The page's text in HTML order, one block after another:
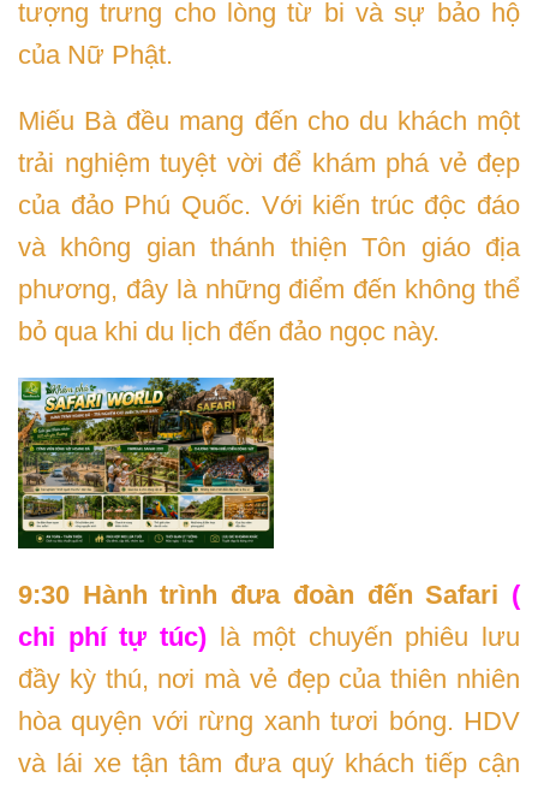
tượng trưng cho lòng từ bi và sự bảo hộ
của Nữ Phật.
Miếu Bà đều mang đến cho du khách một
trải nghiệm tuyệt vời để khám phá vẻ đẹp
của đảo Phú Quốc. Với kiến trúc độc đáo
và không gian thánh thiện Tôn giáo địa
phương, đây là những điểm đến không thể
bỏ qua khi du lịch đến đảo ngọc này.
9:30 Hành trình đưa đoàn đến Safari (
chi phí tự túc)là một chuyến phiêu lưu
đầy kỳ thú, nơi mà vẻ đẹp của thiên nhiên
hòa quyện với rừng xanh tươi bóng. HDV
và lái xe tận tâm đưa quý khách tiếp cận